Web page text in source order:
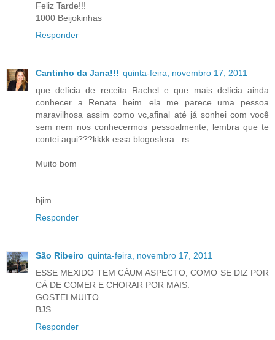
Feliz Tarde!!!
1000 Beijokinhas
Responder
Cantinho da Jana!!! quinta-feira, novembro 17, 2011
que delícia de receita Rachel e que mais delícia ainda
conhecer a Renata heim...ela me parece uma pessoa
maravilhosa assim como vc,afinal até já sonhei com você
sem nem nos conhecermos pessoalmente, lembra que te
contei aqui???kkkk essa blogosfera...rs
Muito bom
bjim
Responder
São Ribeiro quinta-feira, novembro 17, 2011
ESSE MEXIDO TEM CÁUM ASPECTO, COMO SE DIZ POR
CÁ DE COMER E CHORAR POR MAIS.
GOSTEI MUITO.
BJS
Responder